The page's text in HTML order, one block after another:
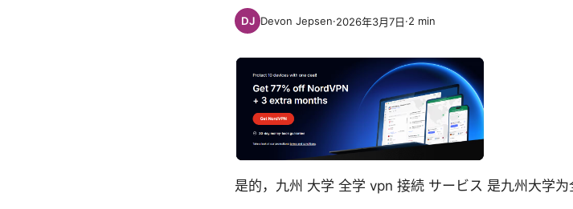
Devon Jepsen·2026年3月7日·2 min
是的，九州 大学 全学 vpn 接続 サービス 是九州大学为